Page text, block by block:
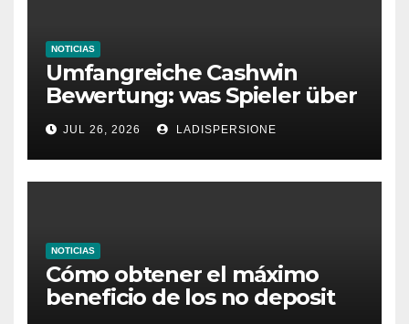
NOTICIAS
Umfangreiche Cashwin
Bewertung: was Spieler über
dieses Casino denken
JUL 26, 2026 LADISPERSIONE
NOTICIAS
Cómo obtener el máximo
beneficio de los no deposit